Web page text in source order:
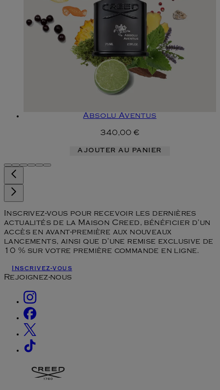
Absolu Aventus
340,00 €
AJOUTER AU PANIER
Inscrivez-vous pour recevoir les dernières
actualités de la Maison Creed, bénéficier d’un
accès en avant-première aux nouveaux
lancements, ainsi que d’une remise exclusive de
10 % sur votre première commande en ligne.
Inscrivez-vous
Rejoignez-nous